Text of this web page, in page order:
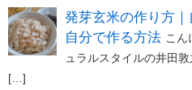
発芽玄米の作り方
自分で作る方法 こん
ュラルスタイルの井田
[…]